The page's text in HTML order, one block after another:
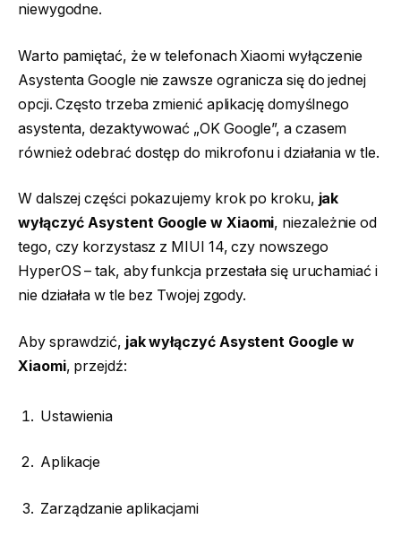
niewygodne.
Warto pamiętać, że w telefonach Xiaomi wyłączenie
Asystenta Google nie zawsze ogranicza się do jednej
opcji. Często trzeba zmienić aplikację domyślnego
asystenta, dezaktywować „OK Google”, a czasem
również odebrać dostęp do mikrofonu i działania w tle.
W dalszej części pokazujemy krok po kroku, jak
wyłączyć Asystent Google w Xiaomi, niezależnie od
tego, czy korzystasz z MIUI 14, czy nowszego
HyperOS – tak, aby funkcja przestała się uruchamiać i
nie działała w tle bez Twojej zgody.
Aby sprawdzić, jak wyłączyć Asystent Google w
Xiaomi, przejdź:
Ustawienia
Aplikacje
Zarządzanie aplikacjami